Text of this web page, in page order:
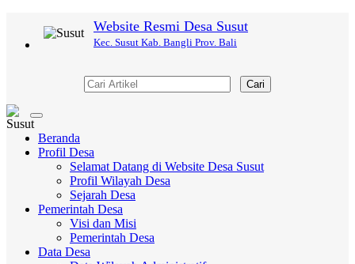
Website Resmi Desa Susut
Kec. Susut Kab. Bangli Prov. Bali
Cari
Toggle
navigation
Beranda
Profil Desa
Selamat Datang di Website Desa Susut
Profil Wilayah Desa
Sejarah Desa
Pemerintah Desa
Visi dan Misi
Pemerintah Desa
Data Desa